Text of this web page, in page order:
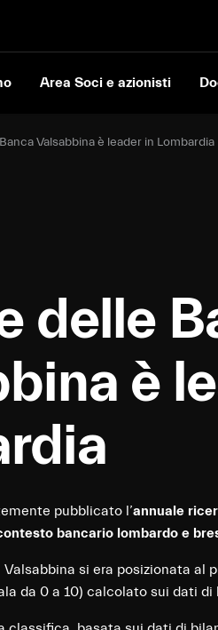
Area Soci e azionisti
Valsabbina è leader in Lombardia
delle
è
pubblicato l’annuale
bancario lombardo e
Valsabbina si era posizionata
da 0 a 10) calcolato sui dati